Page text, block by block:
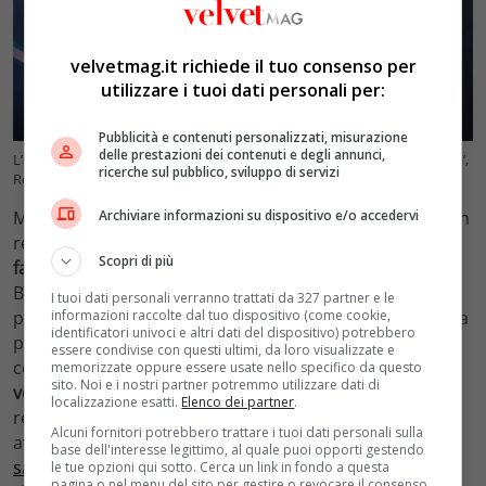
L’attore Pierpaolo Spollon durante il photocall della serie tv Rai ‘Blanca’,
Roma, 18 novembre 2021. ANSA/ETTORE FERRARI
Ma è sicuramente il giovane cuocoNanni Busalla(che in
realtà èSebastiano Russo
faccia fascinosa del cattivo
Beatrice, l’amata sorella di Blanca, che ha denunciato
proprio lui per il suo omicidio. Salvo poi scoprire che ha
passato quindici anni in prigione senza essere
colpevole. Da qui i comportamenti maniacali per
vendicarsi di Blanca– che “lo condanna sempre
realtà se ne invaghisce e letteralmente la salva,
avvisando Liguori.Cosa accadrà in questo triangolo lo
sapremo nella seconda stagionediBlanca– le cui
velvetmag.it richiede il tuo consenso per
utilizzare i tuoi dati personali per:
Pubblicità e contenuti personalizzati, misurazione
delle prestazioni dei contenuti e degli annunci,
ricerche sul pubblico, sviluppo di servizi
Archiviare informazioni su dispositivo e/o accedervi
Scopri di più
I tuoi dati personali verranno trattati da 327 partner e le
informazioni raccolte dal tuo dispositivo (come cookie,
identificatori univoci e altri dati del dispositivo) potrebbero
essere condivise con questi ultimi, da loro visualizzate e
memorizzate oppure essere usate nello specifico da questo
sito. Noi e i nostri partner potremmo utilizzare dati di
localizzazione esatti. Elenco dei partner.
Alcuni fornitori potrebbero trattare i tuoi dati personali sulla
base dell'interesse legittimo, al quale puoi opporti gestendo
le tue opzioni qui sotto. Cerca un link in fondo a questa